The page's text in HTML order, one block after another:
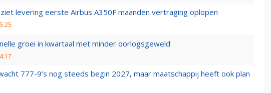
levering eerste Airbus A350F maanden vertraging oplopen
groei in kwartaal met minder oorlogsgeweld
777-9’s nog steeds begin 2027, maar maatschappij heeft ook plan